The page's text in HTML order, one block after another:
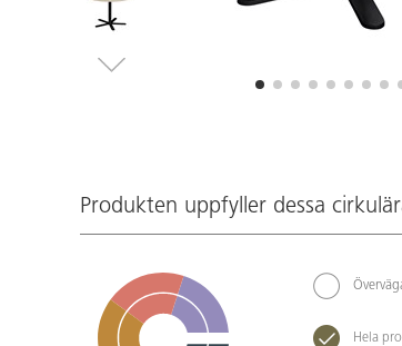
Produkten uppfyller dessa
Hela